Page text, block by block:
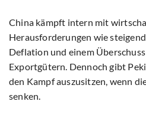
China kämpft intern mit
Herausforderungen wie
Deflation und einem
Exportgütern. Dennoch gibt
den Kampf auszusitzen, wenn
senken.